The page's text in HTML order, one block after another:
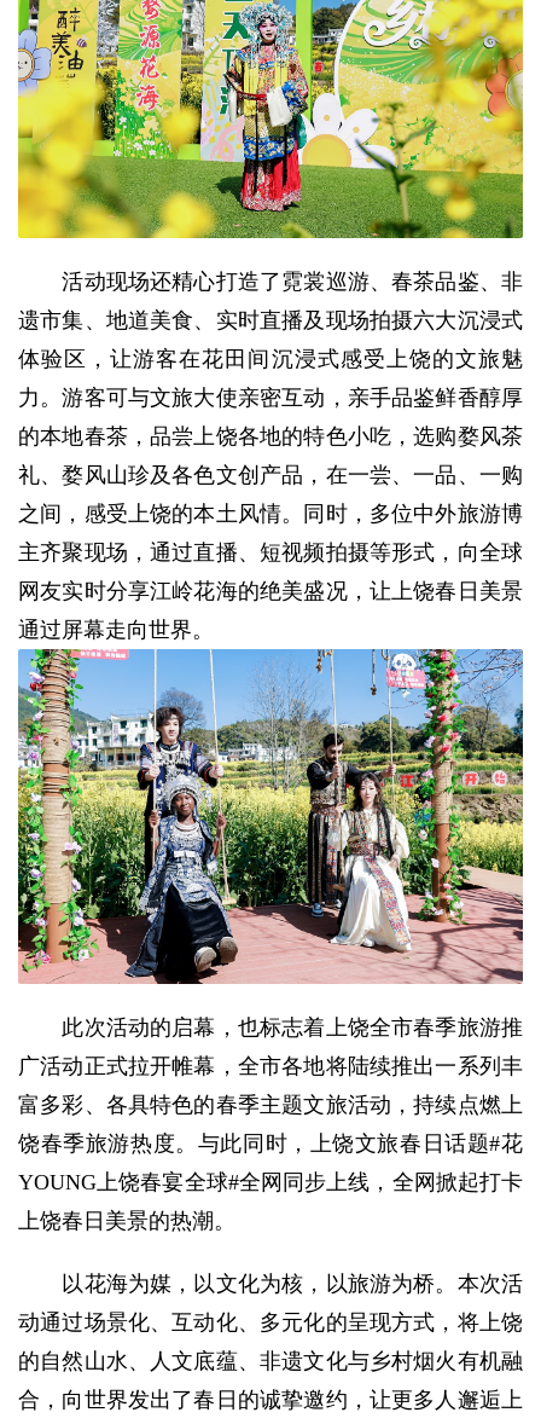
活动现场还精心打造了霓裳巡游、春茶品鉴、非
遗市集、地道美食、实时直播及现场拍摄六大沉浸式
体验区，让游客在花田间沉浸式感受上饶的文旅魅
力。游客可与文旅大使亲密互动，亲手品鉴鲜香醇厚
的本地春茶，品尝上饶各地的特色小吃，选购婺风茶
礼、婺风山珍及各色文创产品，在一尝、一品、一购
之间，感受上饶的本土风情。同时，多位中外旅游博
主齐聚现场，通过直播、短视频拍摄等形式，向全球
网友实时分享江岭花海的绝美盛况，让上饶春日美景
通过屏幕走向世界。
此次活动的启幕，也标志着上饶全市春季旅游推
广活动正式拉开帷幕，全市各地将陆续推出一系列丰
富多彩、各具特色的春季主题文旅活动，持续点燃上
饶春季旅游热度。与此同时，上饶文旅春日话题#花
YOUNG上饶春宴全球#全网同步上线，全网掀起打卡
上饶春日美景的热潮。
以花海为媒，以文化为核，以旅游为桥。本次活
动通过场景化、互动化、多元化的呈现方式，将上饶
的自然山水、人文底蕴、非遗文化与乡村烟火有机融
合，向世界发出了春日的诚挚邀约，让更多人邂逅上